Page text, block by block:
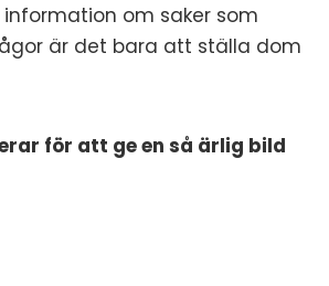
om saker som
är det bara att ställa dom
för att ge en så ärlig bild